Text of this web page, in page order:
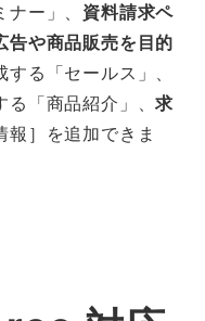
ー」、 資料請求ペ
告や商品販売を目的
する「セールス」、
る「商品紹介」、求
報］を追加できま